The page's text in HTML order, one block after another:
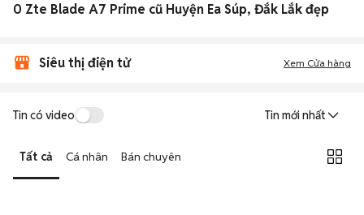
0 Zte Blade A7 Prime cũ Huyện Ea Súp, Đắk Lắk đẹp
Siêu thị điện tử Xem Cửa hàng
Tin có video Tin mới nhất
Tất cả Cá nhân Bán chuyên